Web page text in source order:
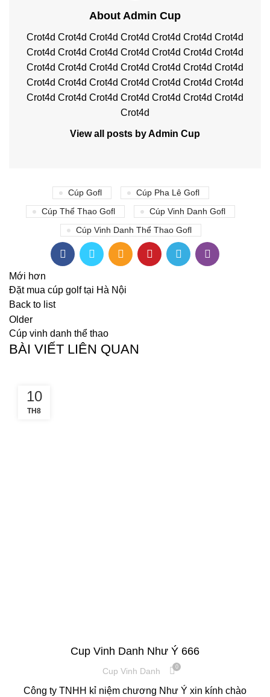
About Admin Cup
Crot4d Crot4d Crot4d Crot4d Crot4d Crot4d Crot4d
Crot4d Crot4d Crot4d Crot4d Crot4d Crot4d Crot4d
Crot4d Crot4d Crot4d Crot4d Crot4d Crot4d Crot4d
Crot4d Crot4d Crot4d Crot4d Crot4d Crot4d Crot4d
Crot4d Crot4d Crot4d Crot4d Crot4d Crot4d Crot4d
Crot4d
View all posts by Admin Cup
Cúp Gofl
Cúp Pha Lê Gofl
Cúp Thể Thao Gofl
Cúp Vinh Danh Gofl
Cúp Vinh Danh Thể Thao Gofl
Mới hơn
Đặt mua cúp golf tại Hà Nội
Back to list
Older
Cúp vinh danh thể thao
BÀI VIẾT LIÊN QUAN
10
TH8
Cup Vinh Danh Như Ý 666
Cup Vinh Danh 0
Công ty TNHH kỉ niệm chương Như Ý xin kính chào